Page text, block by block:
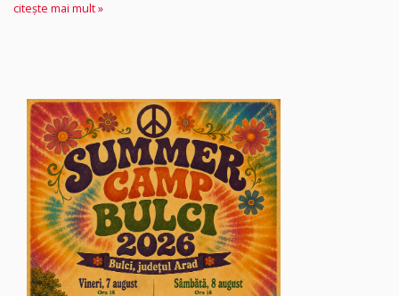
citește mai mult »